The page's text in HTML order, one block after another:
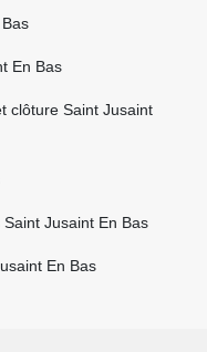
En Bas
clôture Saint Jusaint
Jusaint En Bas
En Bas